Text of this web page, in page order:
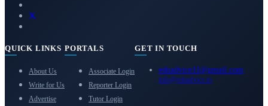
QUICK LINKS
About Us
Write for Us
Advertise
PORTALS
Associate Login
Reporter Login
Tutor Login
GET IN TOUCH
eduadvice11@gmail.com
info@eduadvice.in